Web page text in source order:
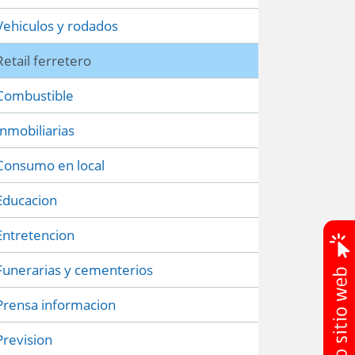
y rodados
ferretero
en local
y cementerios
informacion